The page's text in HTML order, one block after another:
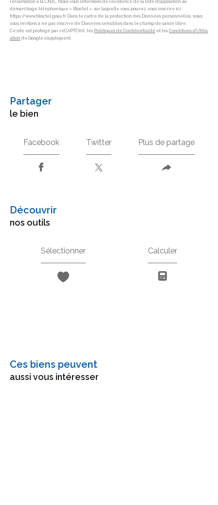
réclamation à la CNIL. Nous vous informons de l’existence de la liste d'opposition au
démarchage téléphonique « Bloctel », sur laquelle vous pouvez vous inscrire ici :
https://www.bloctel.gouv.fr Dans le cadre de la protection des Données personnelles, nous
vous invitons à ne pas inscrire de Données sensibles dans le champ de saisie libre.
Ce site est protégé par reCAPTCHA, les Politiques de Confidentialité et les Conditions d'Utilis
ation de Google s'appliquent.
partager
le bien
Facebook Twitter Plus de partage
découvrir
nos outils
Sélectionner Calculer
Ces biens peuvent
aussi vous intéresser